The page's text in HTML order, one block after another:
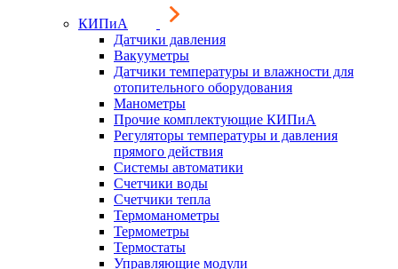
КИПиА
Датчики давления
Вакууметры
Датчики температуры и влажности для
отопительного оборудования
Манометры
Прочие комплектующие КИПиА
Регуляторы температуры и давления
прямого действия
Системы автоматики
Счетчики воды
Счетчики тепла
Термоманометры
Термометры
Термостаты
Управляющие модули